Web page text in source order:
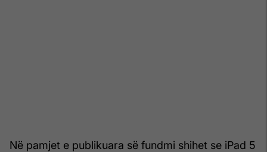
Në pamjet e publikuara së fundmi shihet se iPad 5